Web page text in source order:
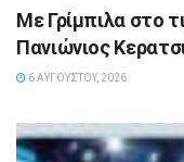
Με Γρίμπιλα στο
Πανιώνιος
6 ΑΥΓΟΎΣΤΟΥ, 2026